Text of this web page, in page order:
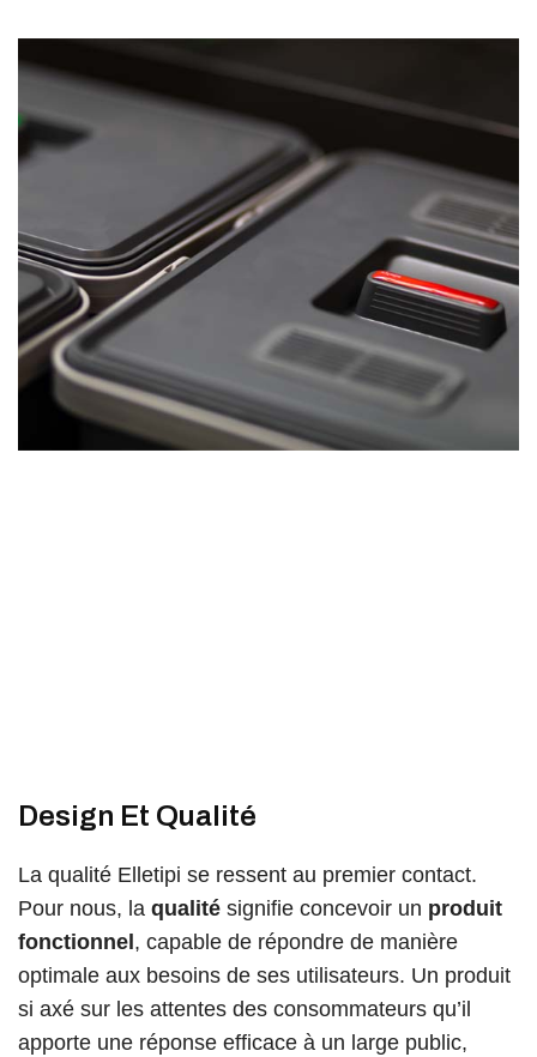
Design Et Qualité
La qualité Elletipi se ressent au premier contact.
Pour nous, la qualité signifie concevoir un produit
fonctionnel , capable de répondre de manière
optimale aux besoins de ses utilisateurs. Un produit
si axé sur les attentes des consommateurs qu’il
apporte une réponse efficace à un large public,